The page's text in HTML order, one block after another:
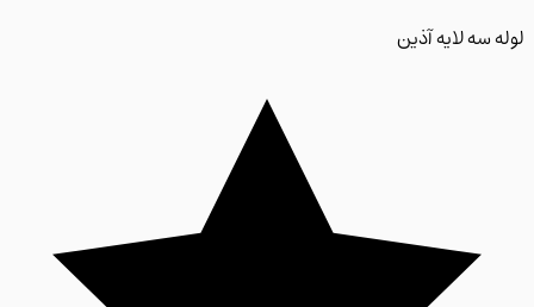
سه لایه آذین